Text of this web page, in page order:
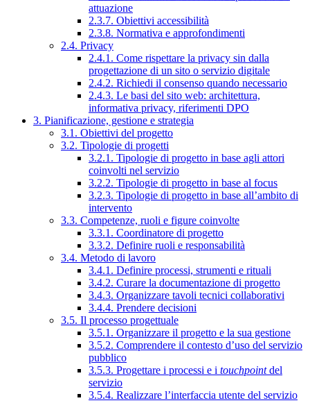
attuazione
2.3.7. Obiettivi accessibilità
2.3.8. Normativa e approfondimenti
2.4. Privacy
2.4.1. Come rispettare la privacy sin dalla
progettazione di un sito o servizio digitale
2.4.2. Richiedi il consenso quando necessario
2.4.3. Le basi del sito web: architettura,
informativa privacy, riferimenti DPO
3. Pianificazione, gestione e strategia
3.1. Obiettivi del progetto
3.2. Tipologie di progetti
3.2.1. Tipologie di progetto in base agli attori
coinvolti nel servizio
3.2.2. Tipologie di progetto in base al focus
3.2.3. Tipologie di progetto in base all’ambito di
intervento
3.3. Competenze, ruoli e figure coinvolte
3.3.1. Coordinatore di progetto
3.3.2. Definire ruoli e responsabilità
3.4. Metodo di lavoro
3.4.1. Definire processi, strumenti e rituali
3.4.2. Curare la documentazione di progetto
3.4.3. Organizzare tavoli tecnici collaborativi
3.4.4. Prendere decisioni
3.5. Il processo progettuale
3.5.1. Organizzare il progetto e la sua gestione
3.5.2. Comprendere il contesto d’uso del servizio
pubblico
3.5.3. Progettare i processi e i touchpointdel
servizio
3.5.4. Realizzare l’interfaccia utente del servizio